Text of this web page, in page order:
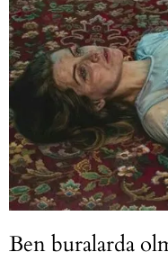
Ben buralarda